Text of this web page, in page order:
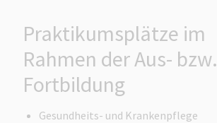
Praktikumsplätze im
Rahmen der Aus- bzw.
Fortbildung
Gesundheits- und Krankenpflege